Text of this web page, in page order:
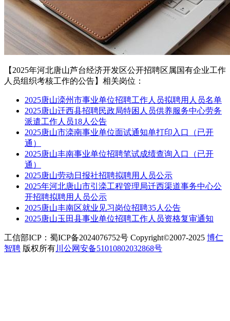
【2025年河北唐山芦台经济开发区公开招聘区属国有企业工作
人员组织考核工作的公告】相关岗位：
2025唐山滦州市事业单位招聘工作人员拟聘用人员名单
2025唐山迁西县招聘民政局特困人员供养服务中心劳务
派遣工作人员18人公告
2025唐山市滦南事业单位面试通知单打印入口（已开
通）
2025唐山丰南事业单位招聘笔试成绩查询入口（已开
通）
2025唐山劳动日报社招聘拟聘用人员公示
2025年河北唐山市引滦工程管理局迁西渠道事务中心公
开招聘拟聘用人员公示
2025唐山丰南区就业见习岗位招聘35人公告
2025唐山玉田县事业单位招聘工作人员资格复审通知
工信部ICP：蜀ICP备2024076752号 Copyright©2007-2025 博仁
智聘 版权所有川公网安备51010802032868号